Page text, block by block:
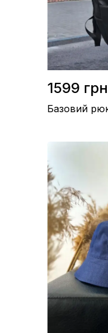
1599
Базовий
Розмір /
Матеріал / Еко-
Виробництво /
Колір / Чорний